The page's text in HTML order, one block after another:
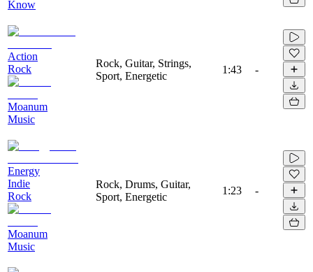
Know
Action
Rock
Moanum
Music
Rock, Guitar, Strings,
Sport, Energetic
1:43 -
Energy
Indie
Rock
Moanum
Music
Rock, Drums, Guitar,
Sport, Energetic
1:23 -